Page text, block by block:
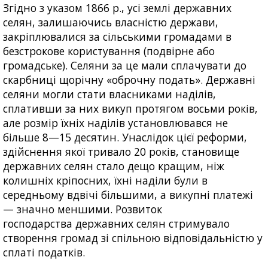
Згідно з указом 1866 р., усі землі державних
селян, залишаючись власністю держави,
закріплювалися за сільськими громадами в
безстрокове користування (подвірне або
громадське). Селяни за це мали сплачувати до
скарбниці щорічну «оброчну подать». Державні
селяни могли стати власниками наділів,
сплативши за них викуп протягом восьми років,
але розмір їхніх наділів установлювався не
більше 8—15 десятин. Унаслідок цієї реформи,
здійснення якої тривало 20 років, становище
державних селян стало дещо кращим, ніж
колишніх кріпосних, їхні наділи були в
середньому вдвічі більшими, а викупні платежі
— значно меншими. Розвиток
господарства державних селян стримувало
створення громад зі спільною відповідальністю у
сплаті податків.